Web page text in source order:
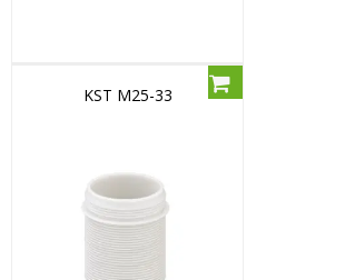
KST M25-33